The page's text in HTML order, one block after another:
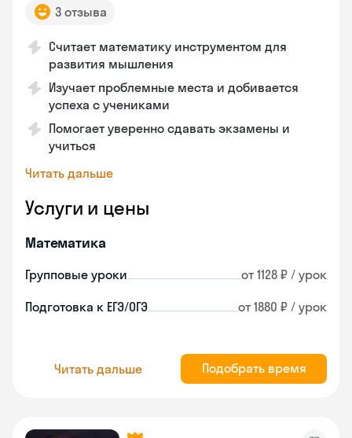
3 отзыва
Считает математику инструментом для
развития мышления
Изучает проблемные места и добивается
успеха с учениками
Помогает уверенно сдавать экзамены и
учиться
Читать дальше
Услуги и цены
Математика
Групповые уроки от 1128 ₽ / урок
Подготовка к ЕГЭ/ОГЭ от 1880 ₽ / урок
Читать дальше Подобрать время